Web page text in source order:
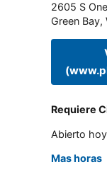
2605 S
Green Bay,
Requiere
Abierto hoy
Mas horas